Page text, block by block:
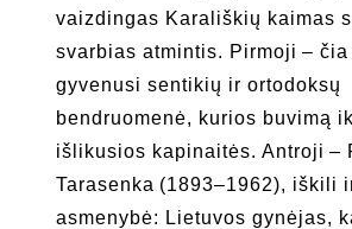
vaizdingas Karališkių kaimas
svarbias atmintis. Pirmoji –
gyvenusi sentikių ir ortodoksų
bendruomenė, kurios buvimą
išlikusios kapinaitės. Antroji –
Tarasenka (1893–1962), iškili
asmenybė: Lietuvos gynėjas,